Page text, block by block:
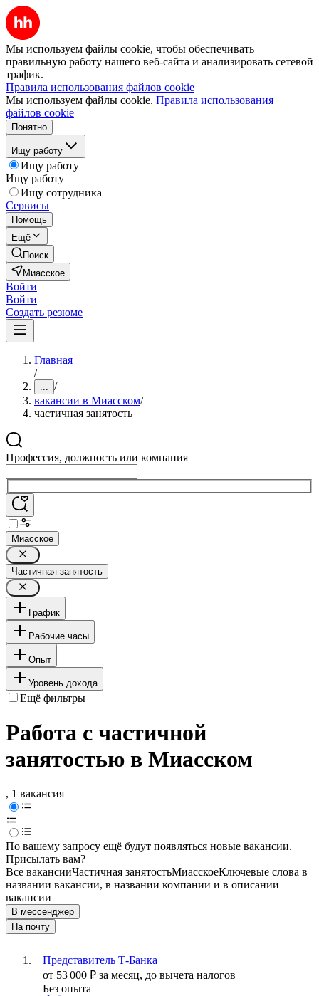
Мы используем файлы cookie, чтобы обеспечивать
правильную работу нашего веб-сайта и анализировать сетевой
трафик.
Правила использования файлов cookie
Мы используем файлы cookie. Правила использования
файлов cookie
Понятно
Ищу работу
Ищу работу
Ищу работу
Ищу сотрудника
Сервисы
Помощь
Ещё
Поиск
Миасское
Войти
Войти
Создать резюме
Главная
/
... /
вакансии в Миасском/
частичная занятость
Профессия, должность или компания
Миасское
Частичная занятость
График
Рабочие часы
Опыт
Уровень дохода
Ещё фильтры
Работа с частичной
занятостью в Миасском
, 1 вакансия
По вашему запросу ещё будут появляться новые вакансии.
Присылать вам?
Все вакансииЧастичная занятостьМиасскоеКлючевые слова в
названии вакансии, в названии компании и в описании
вакансии
В мессенджер
На почту
Представитель Т-Банка
от 53 000 ₽ за месяц, до вычета налогов
Без опыта